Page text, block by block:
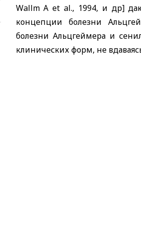
Wallm A et al., 1994, и др]
концепции болезни
болезни Альцгеймера и
клинических форм, не